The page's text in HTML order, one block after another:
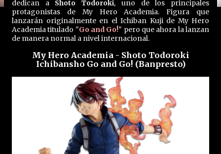
dedican a Shoto Todoroki, uno de los principales
protagonistas de My Hero Academia. Figura que
lanzarán originalmente en el Ichiban Kuji de My Hero
Academia titulado "Go and Go!" pero que ahora la lanzan
de manera normal a nivel internacional.
My Hero Academia - Shoto Todoroki
Ichibansho Go and Go! (Banpresto)